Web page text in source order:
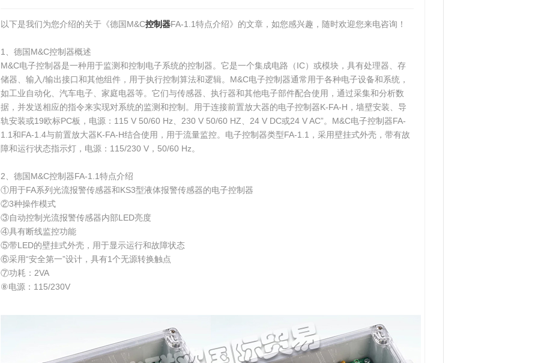
以下是我们为您介绍的关于《德国M&C控制器FA-1.1特点介绍》的文章，如您感兴趣，随时欢迎您来电咨询！
1、德国M&C控制器概述
M&C电子控制器是一种用于监测和控制电子系统的控制器。它是一个集成电路（IC）或模块，具有处理器、存
储器、输入/输出接口和其他组件，用于执行控制算法和逻辑。M&C电子控制器通常用于各种电子设备和系统，
如工业自动化、汽车电子、家庭电器等。它们与传感器、执行器和其他电子部件配合使用，通过采集和分析数
据，并发送相应的指令来实现对系统的监测和控制。用于连接前置放大器的电子控制器K-FA-H，墙壁安装、导
轨安装或19欧标PC板，电源：115 V 50/60 Hz、230 V 50/60 HZ、24 V DC或24 V AC”。M&C电子控制器FA-
1.1和FA-1.4与前置放大器K-FA-H结合使用，用于流量监控。电子控制器类型FA-1.1，采用壁挂式外壳，带有故
障和运行状态指示灯，电源：115/230 V，50/60 Hz。
2、德国M&C控制器FA-1.1特点介绍
①用于FA系列光流报警传感器和KS3型液体报警传感器的电子控制器
②3种操作模式
③自动控制光流报警传感器内部LED亮度
④具有断线监控功能
⑤带LED的壁挂式外壳，用于显示运行和故障状态
⑥采用“安全第一”设计，具有1个无源转换触点
⑦功耗：2VA
⑧电源：115/230V